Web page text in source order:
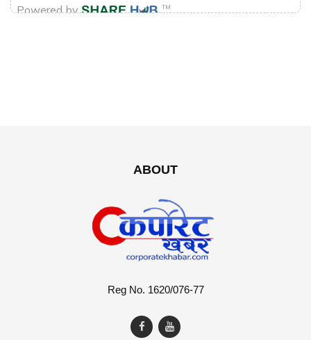
ABOUT
Reg No. 1620/076-77